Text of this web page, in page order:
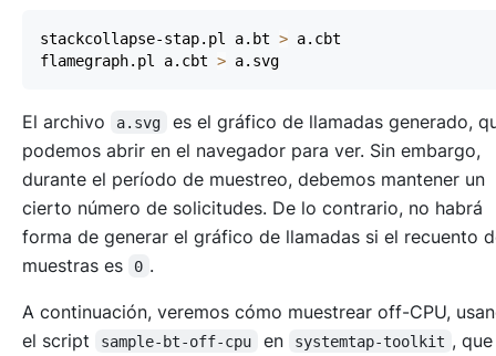
stackcollapse-stap.pl a.bt >
flamegraph.pl a.cbt >
El archivo a.svg
es el gráfico de llamadas generado,
podemos abrir en el navegador para ver. Sin embargo,
durante el período de muestreo, debemos mantener un
cierto número de solicitudes. De lo contrario, no habrá
forma de generar el gráfico de llamadas si el recuento
muestras es
0 .
A continuación, veremos cómo muestrear off-CPU,
el script
sample-bt-off-cpu en systemtap-toolkit ,